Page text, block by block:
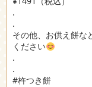
.
.
その他、お供え餅な
ください
.
.
#杵つき餅